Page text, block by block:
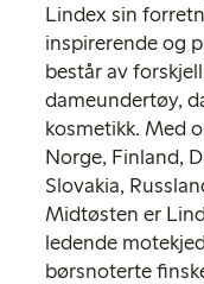
Lindex sin
inspirerende og
består av
dameundertøy,
kosmetikk. Med
Norge, Finland,
Slovakia,
Midtøsten er
ledende
børsnoterte